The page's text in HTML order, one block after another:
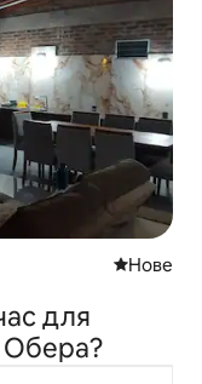
Нове
Нове
для
Обера?